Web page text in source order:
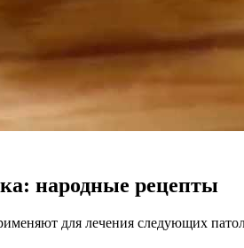
народные рецепты
для лечения следующих